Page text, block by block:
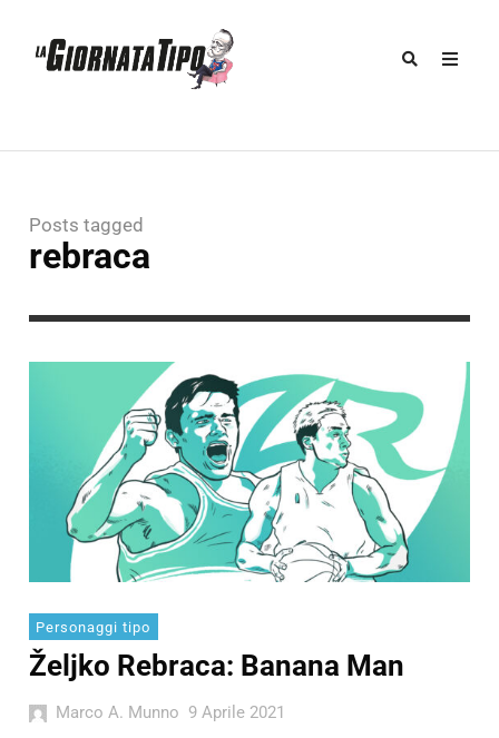
Posts tagged
rebraca
Personaggi tipo
Željko Rebraca: Banana Man
Marco A. Munno 9 Aprile 2021